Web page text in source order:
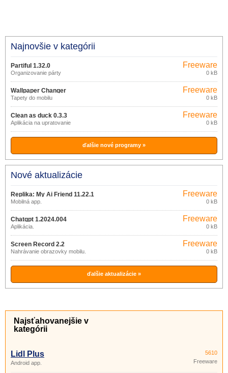
Najnovšie v kategórii
Partiful 1.32.0
Organizovanie párty
Freeware
0 kB
Wallpaper Changer
Tapety do mobilu
Freeware
0 kB
Clean as duck 0.3.3
Aplikácia na upratovanie
Freeware
0 kB
ďalšie nové programy »
Nové aktualizácie
Replika: My Ai Friend 11.22.1
Mobilná app.
Freeware
0 kB
Chatgpt 1.2024.004
Aplikácia.
Freeware
0 kB
Screen Record 2.2
Nahrávanie obrazovky mobilu.
Freeware
0 kB
ďalšie aktualizácie »
Najsťahovanejšie v
kategórii
Lidl Plus
Android app.
5610
Freeware